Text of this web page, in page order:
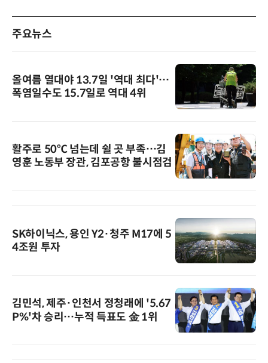
주요뉴스
올여름 열대야 13.7일 '역대 최다'…
폭염일수도 15.7일로 역대 4위
활주로 50℃ 넘는데 쉴 곳 부족…김
영훈 노동부 장관, 김포공항 불시점검
SK하이닉스, 용인 Y2·청주 M17에 5
4조원 투자
김민석, 제주·인천서 정청래에 '5.67
P%'차 승리…누적 득표도 金 1위